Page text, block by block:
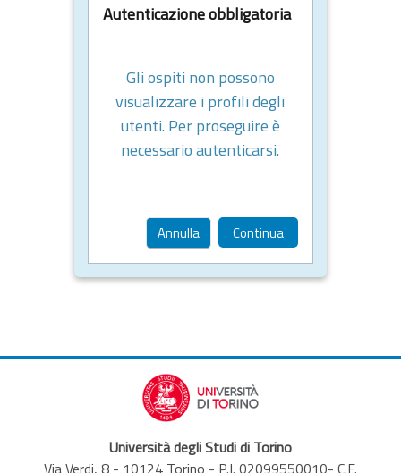
Autenticazione obbligatoria
Gli ospiti non possono
visualizzare i profili degli
utenti. Per proseguire è
necessario autenticarsi.
Annulla Continua
Università degli Studi di Torino
Via Verdi, 8 - 10124 Torino - P.I. 02099550010- C.F.